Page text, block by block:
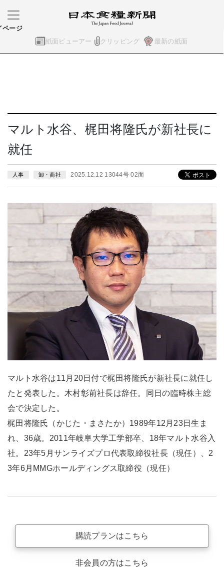
紙面ビューアー クリッピング 最新の紙面
ページ
マルト水谷、梶田将隆氏が新社長に
就任
人事 卸・商社 2025.12.12 13044号 02面
マルト水谷は11月20日付で梶田将隆氏が新社長に就任し
たと発表した。木村彰前社長は辞任。同日の臨時株主総
会で決定した。
梶田将隆氏（かじた・まさたか）1989年12月23日生ま
れ、36歳。2011年岐阜大学工学部卒、18年マルト水谷入
社。23年5月サンライズプロ代表取締役社長（現任）、2
3年6月MMGホールディングス取締役（現任）
購読プランはこちら
非会員の方はこちら